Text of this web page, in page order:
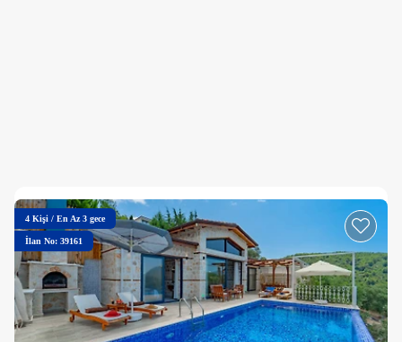
4 Kişi / En Az 3 gece
İlan No: 39161